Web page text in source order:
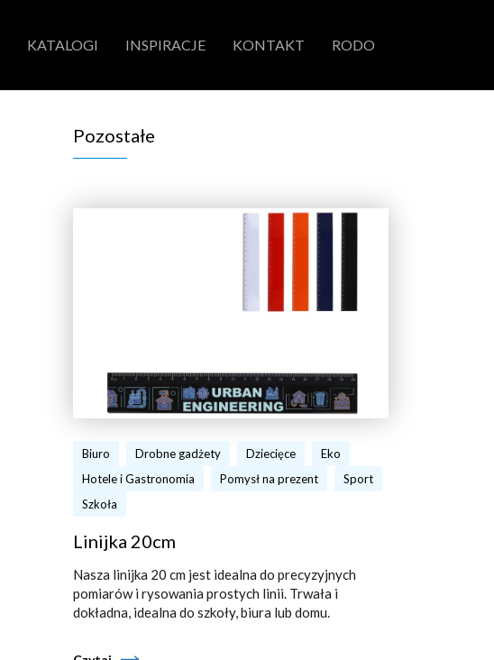
KATALOGI INSPIRACJE KONTAKT RODO
Pozostałe
Biuro Drobne gadżety Dziecięce
Eko
Hotele i Gastronomia
Pomysł na prezent
Sport
Szkoła
Linijka 20cm
Nasza linijka 20 cm jest idealna do precyzyjnych
pomiarów i rysowania prostych linii. Trwała i
dokładna, idealna do szkoły, biura lub domu.